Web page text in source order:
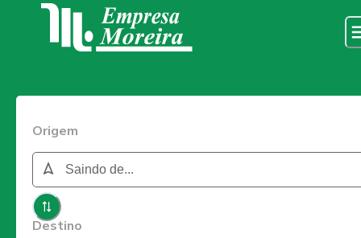
Origem
Destino